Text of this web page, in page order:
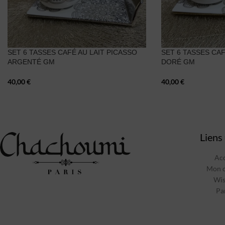
SET 6 TASSES CAFÉ AU LAIT PICASSO
ARGENTÉ GM
40,00€
SET 6 TASSES
DORÉ GM
40,00€
Mon